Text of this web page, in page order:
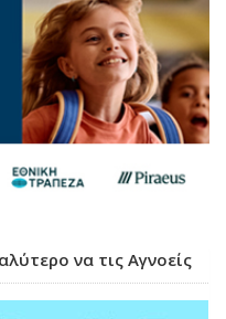
να τις Αγνοείς